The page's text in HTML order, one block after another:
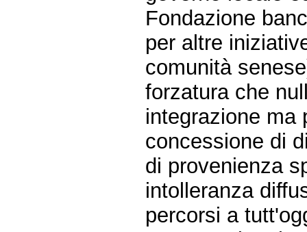
Fondazione
per altre
comunità
forzatura che
integrazione ma
concessione di
di provenienza
intolleranza
percorsi a